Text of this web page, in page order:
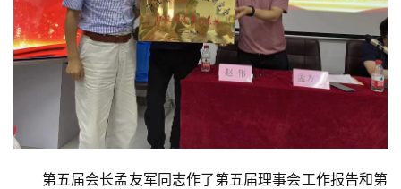
第五届会长孟友军同志作了第五届理事会工作报告和第